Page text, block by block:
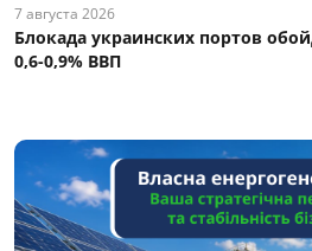
7 августа 2026
Блокада украинских портов
0,6-0,9% ВВП